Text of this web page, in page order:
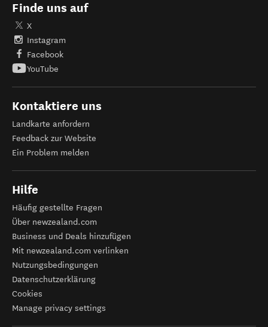
Finde uns auf
X
Instagram
Facebook
YouTube
Kontaktiere uns
Landkarte anfordern
Feedback zur Website
Ein Problem melden
Hilfe
Häufig gestellte Fragen
Über newzealand.com
Business und Deals hinzufügen
Mit newzealand.com verlinken
Nutzungsbedingungen
Datenschutzerklärung
Cookies
Manage privacy settings